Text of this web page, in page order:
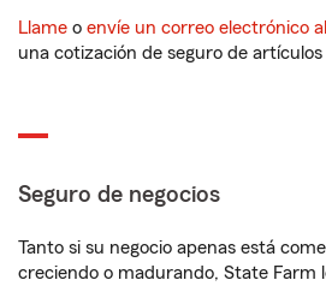
Llame o envíe un correo electrónico
una cotización de seguro de artículos
Seguro de negocios
Tanto si su negocio apenas está
creciendo o madurando, State Farm